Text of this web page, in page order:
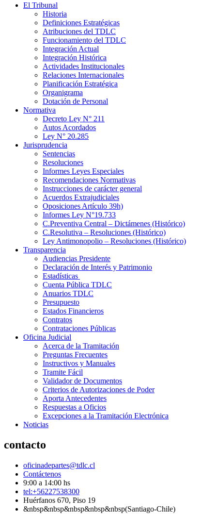
El Tribunal
Historia
Definiciones Estratégicas
Atribuciones del TDLC
Funcionamiento del TDLC
Integración Actual
Integración Histórica
Actividades Institucionales
Relaciones Internacionales
Planificación Estratégica
Organigrama
Dotación de Personal
Normativa
Decreto Ley N° 211
Autos Acordados
Ley N° 20.285
Jurisprudencia
Sentencias
Resoluciones
Informes Leyes Especiales
Recomendaciones Normativas
Instrucciones de carácter general
Acuerdos Extrajudiciales
Oposiciones Artículo 39h)
Informes Ley N°19.733
C.Preventiva Central – Dictámenes (Histórico)
C.Resolutiva – Resoluciones (Histórico)
Ley Antimonopolio – Resoluciones (Histórico)
Transparencia
Audiencias Presidente
Declaración de Interés y Patrimonio
Estadísticas
Cuenta Pública TDLC
Anuarios TDLC
Presupuesto
Estados Financieros
Contratos
Contrataciones Públicas
Oficina Judicial
Acerca de la Tramitación
Preguntas Frecuentes
Instructivos y Manuales
Tramite Fácil
Validador de Documentos
Criterios de Autorizaciones de Poder
Aporta Antecedentes
Respuestas a Oficios
Excepciones a la Tramitación Electrónica
Noticias
contacto
oficinadepartes@tdlc.cl
Contáctenos
9:00 a 14:00 hs
tel:+56227538300
Huérfanos 670, Piso 19
&nbsp&nbsp&nbsp&nbsp&nbsp(Santiago-Chile)